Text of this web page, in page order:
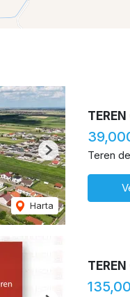
Harta
Next Teren